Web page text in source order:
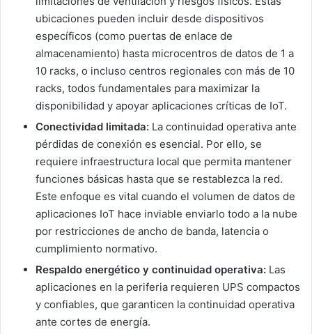
ubicaciones pueden incluir desde dispositivos
específicos (como puertas de enlace de
almacenamiento) hasta microcentros de datos de 1 a
10 racks, o incluso centros regionales con más de 10
racks, todos fundamentales para maximizar la
disponibilidad y apoyar aplicaciones críticas de IoT.
Conectividad limitada: La continuidad operativa ante
pérdidas de conexión es esencial. Por ello, se
requiere infraestructura local que permita mantener
funciones básicas hasta que se restablezca la red.
Este enfoque es vital cuando el volumen de datos de
aplicaciones IoT hace inviable enviarlo todo a la nube
por restricciones de ancho de banda, latencia o
cumplimiento normativo.
Respaldo energético y continuidad operativa: Las
aplicaciones en la periferia requieren UPS compactos
y confiables, que garanticen la continuidad operativa
ante cortes de energía.